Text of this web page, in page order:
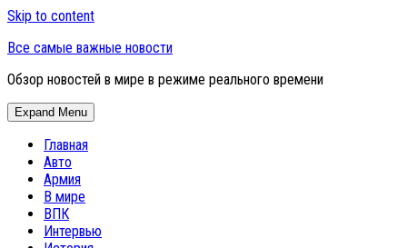
Skip to content
Все самые важные новости
Обзор новостей в мире в режиме реального времени
Expand Menu
Главная
Авто
Армия
В мире
ВПК
Интервью